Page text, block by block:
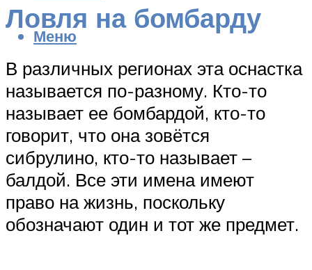
Меню
Ловля на бомбарду
В различных регионах эта оснастка
называется по-разному. Кто-то
называет ее бомбардой, кто-то
говорит, что она зовётся
сибрулино, кто-то называет –
балдой. Все эти имена имеют
право на жизнь, поскольку
обозначают один и тот же предмет.